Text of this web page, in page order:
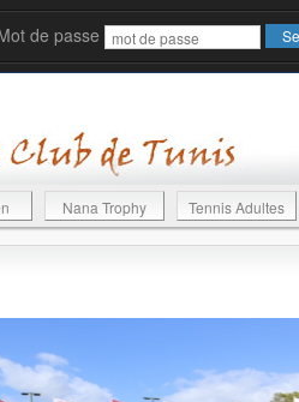
de passe
Nana Trophy Tennis Adultes